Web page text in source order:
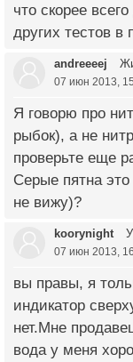
что скорее
других тестов в
andreeeej
07 июн 2013,
Я говорю про
рыбок), а не
проверьте еще
Серые пятна
не вижу)?
koorynight
07 июн 2013,
вы правы, я
индикатор
нет.Мне
вода у меня